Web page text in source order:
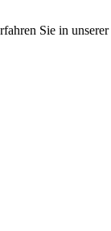
Sie in unserer